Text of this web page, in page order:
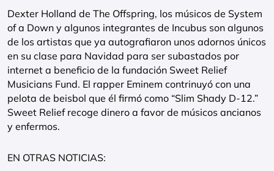
Dexter Holland de The Offspring, los músicos de System
of a Down y algunos integrantes de Incubus son algunos
de los artistas que ya autografiaron unos adornos únicos
en su clase para Navidad para ser subastados por
internet a beneficio de la fundación Sweet Relief
Musicians Fund. El rapper Eminem contrinuyó con una
pelota de beisbol que él firmó como “Slim Shady D-12.”
Sweet Relief recoge dinero a favor de músicos ancianos
y enfermos.
EN OTRAS NOTICIAS: